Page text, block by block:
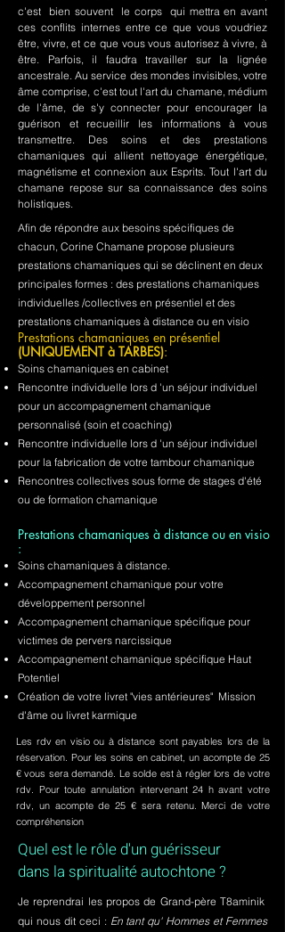
c'est bien souvent le corps qui mettra en avant
ces conflits internes entre ce que vous voudriez
être, vivre, et ce que vous vous autorisez à vivre, à
être. Parfois, il faudra travailler sur la lignée
ancestrale. Au service des mondes invisibles, votre
âme comprise, c'est tout l'art du chamane, médium
de l'âme, de s'y connecter pour encourager la
guérison et recueillir les informations à vous
transmettre. Des soins et des prestations
chamaniques qui allient nettoyage énergétique,
magnétisme et connexion aux Esprits. Tout l'art du
chamane repose sur sa connaissance des soins
holistiques.
Afin de répondre aux besoins spécifiques de
chacun, Corine Chamane propose plusieurs
prestations chamaniques qui se déclinent en deux
principales formes : des prestations chamaniques
individuelles /collectives en présentiel et des
prestations chamaniques à distance ou en visio
Prestations chamaniques en présentiel
(UNIQUEMENT à TARBES):
Soins chamaniques en cabinet
Rencontre individuelle lors d 'un séjour individuel
pour un accompagnement chamanique
personnalisé (soin et coaching)
Rencontre individuelle lors d 'un séjour individuel
pour la fabrication de votre tambour chamanique
Rencontres collectives sous forme de stages d'été
ou de formation chamanique
Prestations chamaniques à distance ou en visio
:
Soins chamaniques à distance.
Accompagnement chamanique pour votre
développement personnel
Accompagnement chamanique spécifique pour
victimes de pervers narcissique
Accompagnement chamanique spécifique Haut
Potentiel
Création de votre livret "vies antérieures" Mission
d'âme ou livret karmique
Les rdv en visio ou à distance sont payables lors de la
réservation. Pour les soins en cabinet, un acompte de 25
€ vous sera demandé. Le solde est à régler lors de votre
rdv. Pour toute annulation intervenant 24 h avant votre
rdv, un acompte de 25 € sera retenu. Merci de votre
compréhension
Quel est le rôle d'un guérisseur
dans la spiritualité autochtone ?
Je reprendrai les propos de Grand-père T8aminik
qui nous dit ceci : En tant qu' Hommes et Femmes